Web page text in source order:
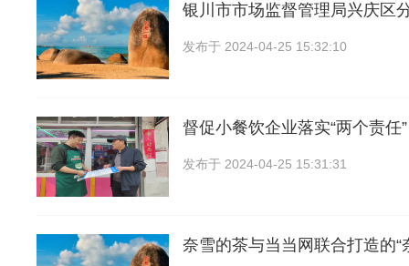
银川市市场监督管理局兴庆区
发布于 2024-04-25 15:32:10
督促小餐饮企业落实“两个责任
发布于 2024-04-25 15:31:31
奈雪的茶与当当网联合打造的“